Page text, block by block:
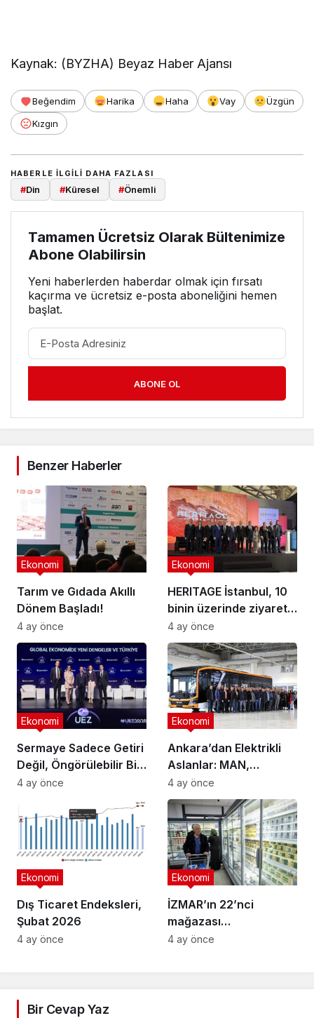
Kaynak: (BYZHA) Beyaz Haber Ajansı
Beğendim Harika Haha Vay
Üzgün
Kızgın
HABERLE ILGILI DAHA FAZLASI
#Din #Küresel #Önemli
Tamamen Ücretsiz Olarak Bültenimize
Abone Olabilirsin
Yeni haberlerden haberdar olmak için fırsatı
kaçırma ve ücretsiz e-posta aboneliğini hemen
başlat.
ABONE OL
Benzer Haberler
Tarım ve Gıdada Akıllı
Dönem Başladı!
Ekonomi
4 ay önce
HERITAGE İstanbul, 10
binin üzerinde ziyaretçi
ağırladı
Ekonomi
4 ay önce
Sermaye Sadece Getiri
Değil, Öngörülebilir Bir
Ortam Arıyor
Ekonomi
4 ay önce
Ankara’dan Elektrikli
Aslanlar: MAN,
Ankara’daki
fabrikasında eBus
üretimine başladı
Ekonomi
4 ay önce
Dış Ticaret Endeksleri,
Şubat 2026
Ekonomi
4 ay önce
İZMAR’ın 22’nci
mağazası
Osmangazi’de açıldı
Ekonomi
4 ay önce
Bir Cevap Yaz